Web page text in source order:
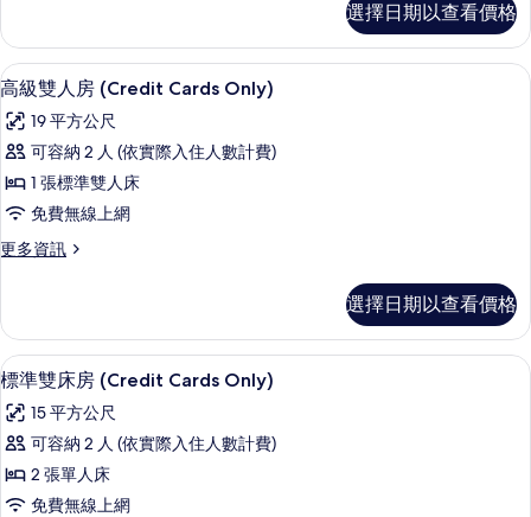
Cards
Only)
的
所
有
相
片
雙
人
房
Cards
Only)
詳
情
選擇日期以查看價格
顯
示
高
級
雙
房
Cards
Only)
的
所
有
相
片
客房內保險箱、隔音、免費無線上網、
13
高級雙人房 (Credit Cards Only)
19 平方公尺
可容納 2 人 (依實際入住人數計費)
1 張標準雙人床
免費無線上網
更多資訊
更
雙
人
房
Cards
Only)
詳
情
選擇日期以查看價格
顯
示
標
準
雙
標準雙床房 (Credit Cards Only) | 客
10
標準雙床房 (Credit Cards Only)
15 平方公尺
可容納 2 人 (依實際入住人數計費)
2 張單人床
免費無線上網